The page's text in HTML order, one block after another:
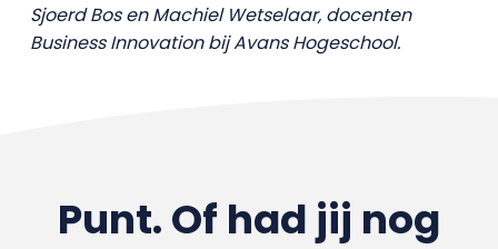
Sjoerd Bos en Machiel Wetselaar, docenten
Business Innovation bij Avans Hogeschool.
Punt. Of had jij nog